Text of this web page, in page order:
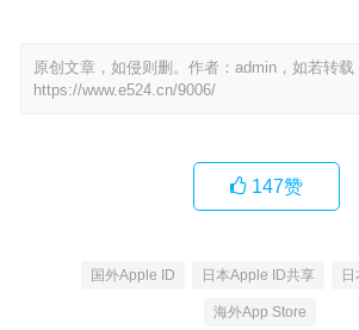
原创文章，如侵则删。作者：admin，如若转载
https://www.e524.cn/9006/
147赞
国外Apple ID 日本Apple ID共享
海外App Store